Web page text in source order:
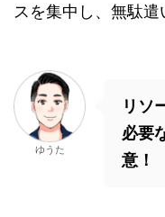
スを集中し、無駄遣
ゆうた
リソ
必要
意！